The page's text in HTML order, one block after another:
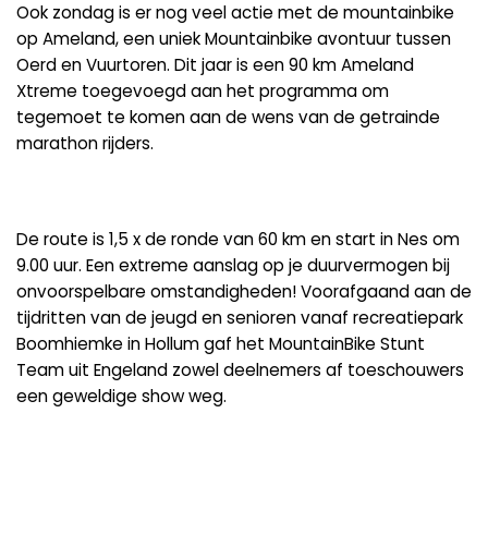
Ook zondag is er nog veel actie met de mountainbike
op Ameland, een uniek Mountainbike avontuur tussen
Oerd en Vuurtoren. Dit jaar is een 90 km Ameland
Xtreme toegevoegd aan het programma om
tegemoet te komen aan de wens van de getrainde
marathon rijders.
De route is 1,5 x de ronde van 60 km en start in Nes om
9.00 uur. Een extreme aanslag op je duurvermogen bij
onvoorspelbare omstandigheden! Voorafgaand aan de
tijdritten van de jeugd en senioren vanaf recreatiepark
Boomhiemke in Hollum gaf het MountainBike Stunt
Team uit Engeland zowel deelnemers af toeschouwers
een geweldige show weg.